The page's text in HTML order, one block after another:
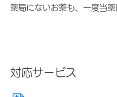
薬局にないお薬も、一度当薬
対応サービス